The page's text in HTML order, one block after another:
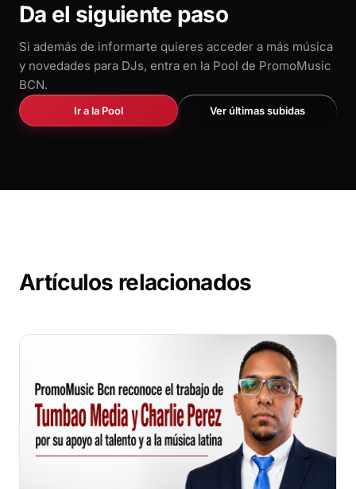
Da el siguiente paso
Si además de informarte quieres acceder a más música
y novedades para DJs, entra en la Pool de PromoMusic
BCN.
Ir a la Pool Ver últimas subidas
Artículos relacionados